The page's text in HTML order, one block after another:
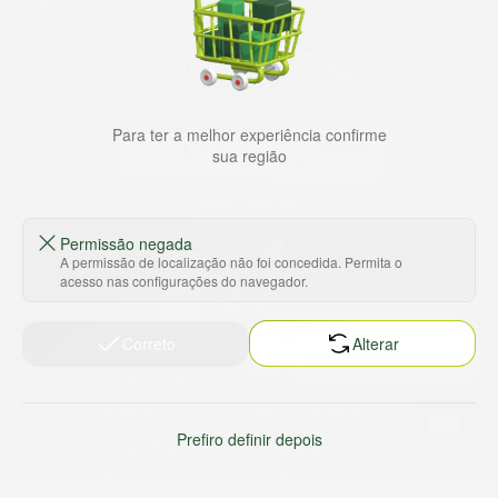
HORTUS COMERCIO DE ALIMENTOS S.A
Ajuda e Suporte
Política de privacidade
Para ter a melhor experiência confirme
sua região
Permissão negada
A permissão de localização não foi concedida. Permita o
acesso nas configurações do navegador.
Alterar
Prefiro definir depois